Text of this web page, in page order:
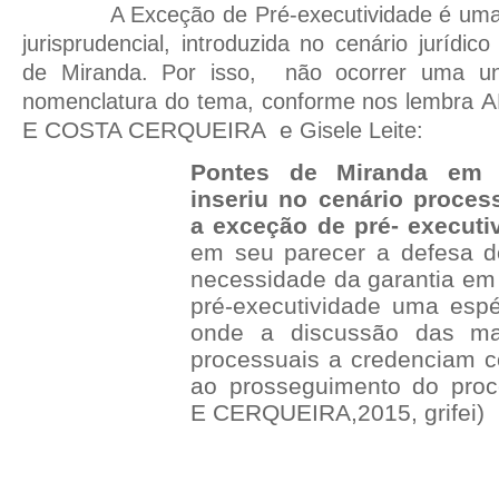
A Exceção de Pré-executividade é
jurisprudencial, introduzida no cenário
de Miranda. Por isso,
não ocorrer uma
nomenclatura do tema, conforme nos lembra
E COSTA CERQUEIRA e Gisele Leite:
Pontes de Miranda em
inseriu no cenário
a exceção de pré-
em seu parecer a defesa
necessidade da garantia
pré-executividade uma
onde a discussão das
processuais a credenciam
ao prosseguimento do
E CERQUEIRA,2015, grifei)